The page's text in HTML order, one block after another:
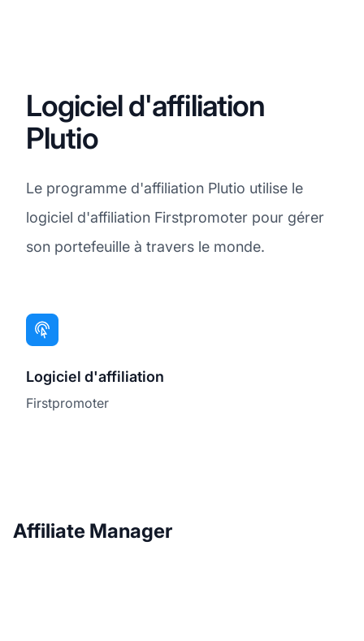
Logiciel d'affiliation
Plutio
Le programme d'affiliation Plutio utilise le
logiciel d'affiliation Firstpromoter pour gérer
son portefeuille à travers le monde.
Logiciel d'affiliation
Firstpromoter
Affiliate Manager